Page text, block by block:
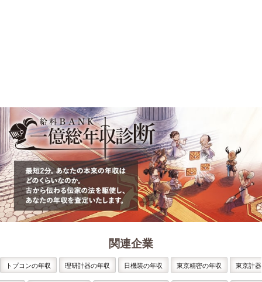
関連企業
トプコンの年収 理研計器の年収 日機装の年収 東京精密の年収 東京計器